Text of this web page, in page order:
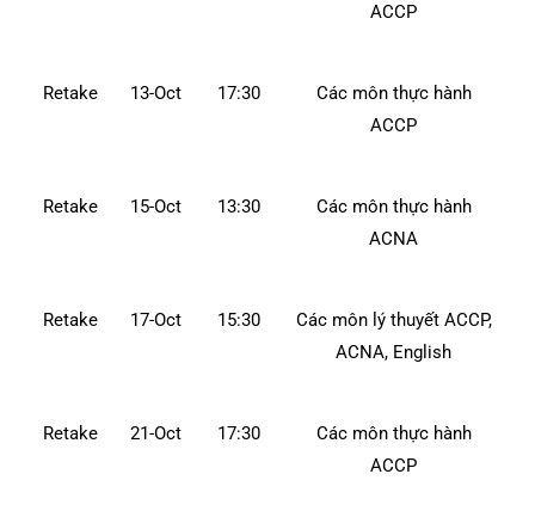
ACCP
Retake 13-Oct 17:30
Các môn thực hành
ACCP
Retake 15-Oct 13:30
Các môn thực hành
ACNA
Retake 17-Oct 15:30
Các môn lý thuyết ACCP,
ACNA, English
Retake 21-Oct 17:30
Các môn thực hành
ACCP